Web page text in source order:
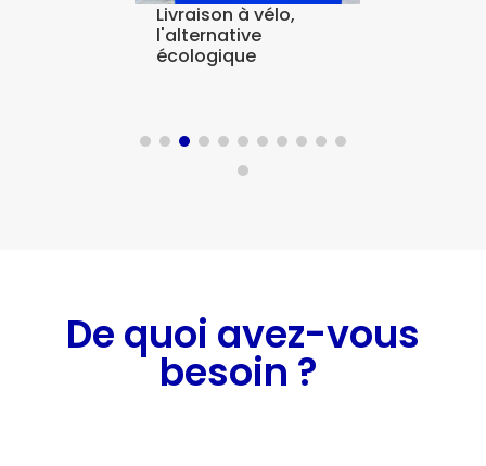
Livraison à vélo,
l'alternative
écologique
De quoi avez-vous
besoin ?